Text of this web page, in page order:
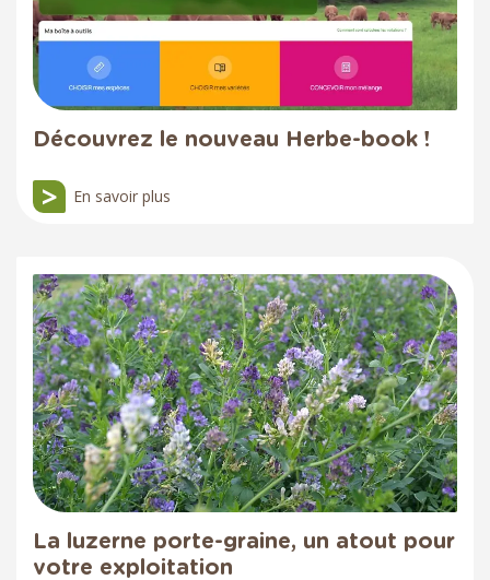
Découvrez le nouveau Herbe-book !
En savoir plus
La luzerne porte-graine, un atout pour
votre exploitation